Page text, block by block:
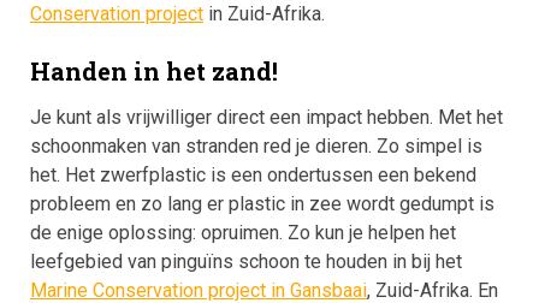
Conservation project in Zuid-Afrika.
Handen in het zand!
Je kunt als vrijwilliger direct een impact hebben. Met het
schoonmaken van stranden red je dieren. Zo simpel is
het. Het zwerfplastic is een ondertussen een bekend
probleem en zo lang er plastic in zee wordt gedumpt is
de enige oplossing: opruimen. Zo kun je helpen het
leefgebied van pinguïns schoon te houden in bij het
Marine Conservation project in Gansbaai, Zuid-Afrika. En